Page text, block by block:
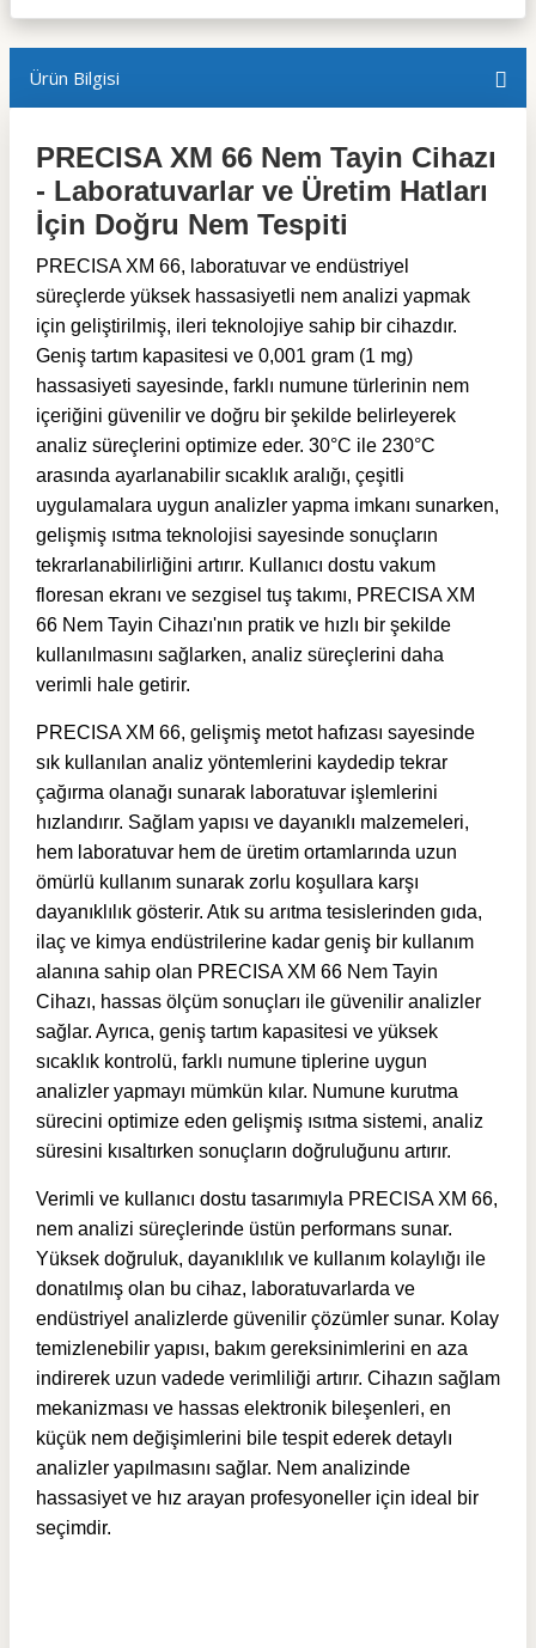
Ürün Bilgisi
PRECISA XM 66 Nem Tayin Cihazı
- Laboratuvarlar ve Üretim Hatları
İçin Doğru Nem Tespiti
PRECISA XM 66, laboratuvar ve endüstriyel
süreçlerde yüksek hassasiyetli nem analizi yapmak
için geliştirilmiş, ileri teknolojiye sahip bir cihazdır.
Geniş tartım kapasitesi ve 0,001 gram (1 mg)
hassasiyeti sayesinde, farklı numune türlerinin nem
içeriğini güvenilir ve doğru bir şekilde belirleyerek
analiz süreçlerini optimize eder. 30°C ile 230°C
arasında ayarlanabilir sıcaklık aralığı, çeşitli
uygulamalara uygun analizler yapma imkanı sunarken,
gelişmiş ısıtma teknolojisi sayesinde sonuçların
tekrarlanabilirliğini artırır. Kullanıcı dostu vakum
floresan ekranı ve sezgisel tuş takımı, PRECISA XM
66 Nem Tayin Cihazı'nın pratik ve hızlı bir şekilde
kullanılmasını sağlarken, analiz süreçlerini daha
verimli hale getirir.
PRECISA XM 66, gelişmiş metot hafızası sayesinde
sık kullanılan analiz yöntemlerini kaydedip tekrar
çağırma olanağı sunarak laboratuvar işlemlerini
hızlandırır. Sağlam yapısı ve dayanıklı malzemeleri,
hem laboratuvar hem de üretim ortamlarında uzun
ömürlü kullanım sunarak zorlu koşullara karşı
dayanıklılık gösterir. Atık su arıtma tesislerinden gıda,
ilaç ve kimya endüstrilerine kadar geniş bir kullanım
alanına sahip olan PRECISA XM 66 Nem Tayin
Cihazı, hassas ölçüm sonuçları ile güvenilir analizler
sağlar. Ayrıca, geniş tartım kapasitesi ve yüksek
sıcaklık kontrolü, farklı numune tiplerine uygun
analizler yapmayı mümkün kılar. Numune kurutma
sürecini optimize eden gelişmiş ısıtma sistemi, analiz
süresini kısaltırken sonuçların doğruluğunu artırır.
Verimli ve kullanıcı dostu tasarımıyla PRECISA XM 66,
nem analizi süreçlerinde üstün performans sunar.
Yüksek doğruluk, dayanıklılık ve kullanım kolaylığı ile
donatılmış olan bu cihaz, laboratuvarlarda ve
endüstriyel analizlerde güvenilir çözümler sunar. Kolay
temizlenebilir yapısı, bakım gereksinimlerini en aza
indirerek uzun vadede verimliliği artırır. Cihazın sağlam
mekanizması ve hassas elektronik bileşenleri, en
küçük nem değişimlerini bile tespit ederek detaylı
analizler yapılmasını sağlar. Nem analizinde
hassasiyet ve hız arayan profesyoneller için ideal bir
seçimdir.